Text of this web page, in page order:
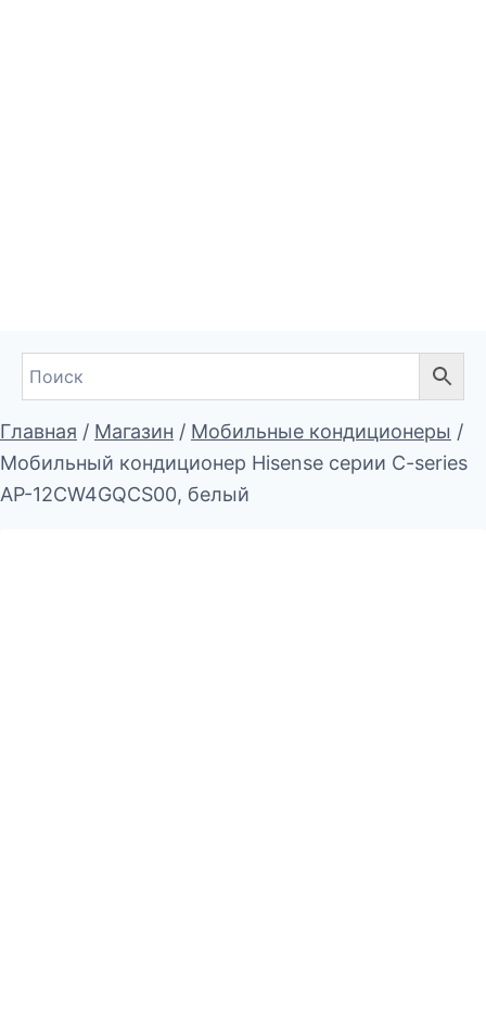
Главная / Магазин / Мобильные кондиционеры /
Мобильный кондиционер Hisense серии C-series
AP-12CW4GQCS00, белый